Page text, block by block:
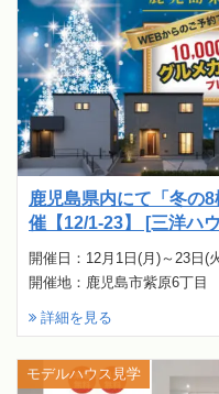
鹿児島県内にて「冬の
催【12/1-23】 [三洋ハ
開催日：12月1日(月)～23日(
開催地：鹿児島市紫原6丁目
詳細を見る
モデルハウス見学